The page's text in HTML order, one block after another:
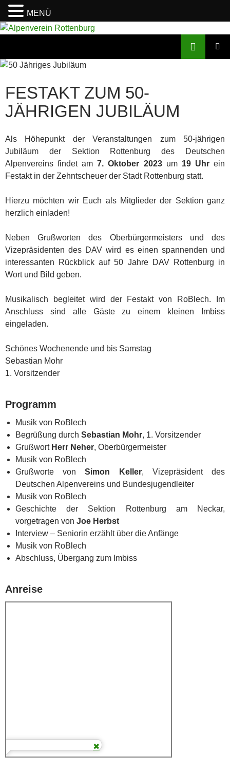
Zum
FESTAKT ZUM 50-
JÄHRIGEN JUBILÄUM
Als Höhepunkt der Veranstaltungen zum 50-jährigen
Jubiläum der Sektion Rottenburg des Deutschen
Alpenvereins findet am7. Oktober 2023um 19 Uhrein
Festakt in der Zehntscheuer der Stadt Rottenburg statt.
Hierzu möchten wir Euch als Mitglieder der Sektion ganz
herzlich einladen!
Neben Grußworten des Oberbürgermeisters und des
Vizepräsidenten des DAV wird es einen spannenden und
interessanten Rückblick auf 50 Jahre DAV Rottenburg in
Wort und Bild geben.
Musikalisch begleitet wird der Festakt von RoBlech. Im
Anschluss sind alle Gäste zu einem kleinen Imbiss
eingeladen.
Schönes Wochenende und bis Samstag
Sebastian Mohr
1. Vorsitzender
Programm
Musik von RoBlech
Begrüßung durch Sebastian Mohr, 1. Vorsitzender
Grußwort Herr Neher, Oberbürgermeister
Musik von RoBlech
Grußworte vonSimon Keller, Vizepräsident des
Deutschen Alpenvereins und Bundesjugendleiter
Musik von RoBlech
Geschichte der Sektion Rottenburg am Neckar,
vorgetragen von Joe Herbst
Interview – Seniorin erzählt über die Anfänge
Musik von RoBlech
Abschluss, Übergang zum Imbiss
Anreise
MENÜ